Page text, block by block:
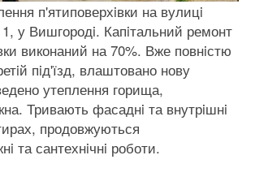
п'ятиповерхiвки на вулицi
1, у Вишгородi. Капiтальний ремонт
виконаний на 70%. Вже повнiстю
пiд'їзд, влаштовано нову
утеплення горища,
Тривають фасаднi та внутрiшнi
продовжуються
та сантехнiчнi роботи.